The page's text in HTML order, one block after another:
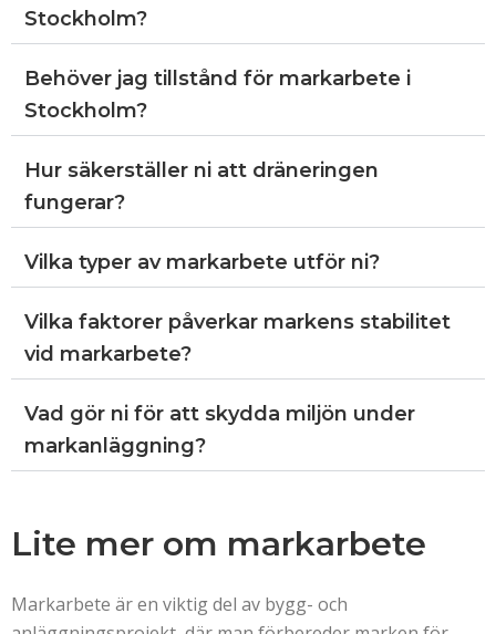
Stockholm?
Behöver jag tillstånd för markarbete i
Stockholm?
Hur säkerställer ni att dräneringen
fungerar?
Vilka typer av markarbete utför ni?
Vilka faktorer påverkar markens stabilitet
vid markarbete?
Vad gör ni för att skydda miljön under
markanläggning?
Lite mer om markarbete
Markarbete är en viktig del av bygg- och